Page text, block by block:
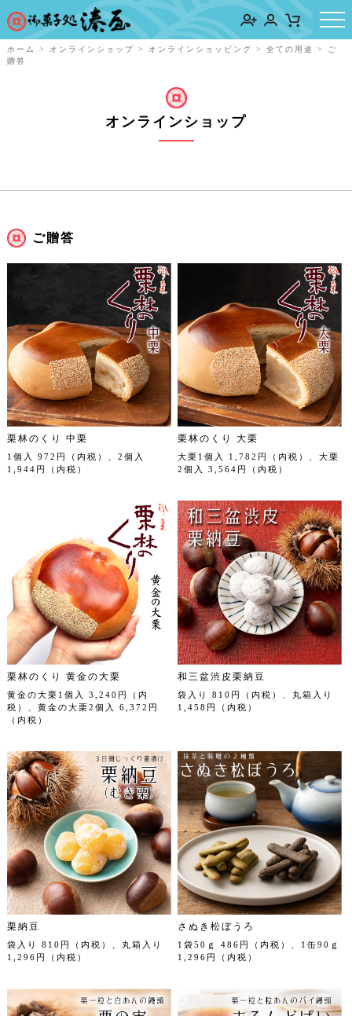
ホーム > オンラインショップ > オンラインショッピング > 全ての用途 >
ご
贈答
オンラインショップ
ご贈答
栗林のくり 中栗
1個入 972円（内税）、2個入
1,944円（内税）
栗林のくり 大栗
大栗1個入 1,782円（内税）、大栗
2個入 3,564円（内税）
栗林のくり 黄金の大栗
黄金の大栗1個入 3,240円（内
税）、黄金の大栗2個入 6,372円
（内税）
和三盆渋皮栗納豆
袋入り 810円（内税）、丸箱入り
1,458円（内税）
栗納豆
袋入り 810円（内税）、丸箱入り
1,296円（内税）
さぬき松ぼうろ
1袋50ｇ 486円（内税）、1缶90ｇ
1,296円（内税）